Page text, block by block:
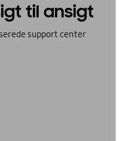
til ansigt
support center